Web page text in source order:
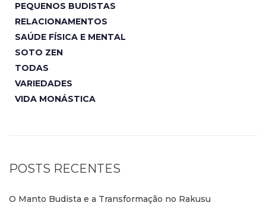
PEQUENOS BUDISTAS
RELACIONAMENTOS
SAÚDE FÍSICA E MENTAL
SOTO ZEN
TODAS
VARIEDADES
VIDA MONÁSTICA
POSTS RECENTES
O Manto Budista e a Transformação no Rakusu